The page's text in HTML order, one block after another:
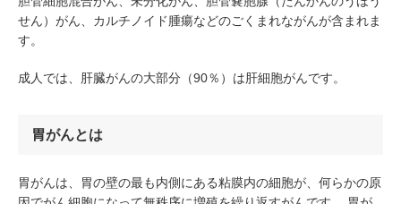
せん）がん、カルチノイド腫瘍などのごくまれながんが含まれま
す。
成人では、肝臓がんの大部分（90％）は肝細胞がんです。
胃がんとは
胃がんは、胃の壁の最も内側にある粘膜内の細胞が、何らかの原